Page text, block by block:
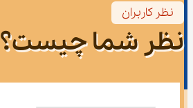
نظر کاربران
نظر شما چیست؟